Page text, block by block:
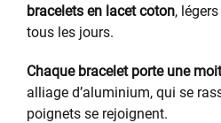
bracelets en lacet coton,
tous les jours.
Chaque bracelet porte une
alliage d’aluminium, qui se
poignets se rejoignent.